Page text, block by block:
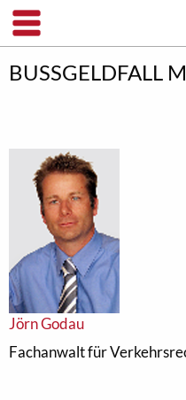
BUSSGELDFALL
Jörn Godau
Fachanwalt für